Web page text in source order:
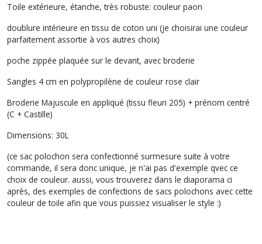
Toile extérieure, étanche, très robuste: couleur paon
doublure intérieure en tissu de coton uni (je choisirai une couleur
parfaitement assortie à vos autres choix)
poche zippée plaquée sur le devant, avec broderie
Sangles 4 cm en polypropilène de couleur rose clair
Broderie Majuscule en appliqué (tissu fleuri 205) + prénom centré
(C + Castille)
Dimensions: 30L
(ce sac polochon sera confectionné surmesure suite à votre
commande, il sera donc unique, je n'ai pas d'exemple qvec ce
choix de couleur. aussi, vous trouverez dans le diaporama ci
après, des exemples de confections de sacs polochons avec cette
couleur de toile afin que vous puissiez visualiser le style :)